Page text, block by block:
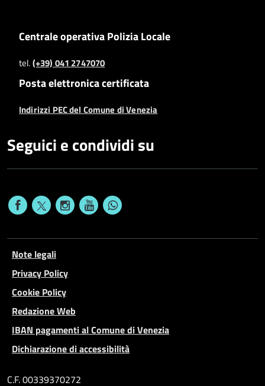
Centrale operativa Polizia Locale
tel.(+39) 041 2747070
Posta elettronica certificata
Indirizzi PEC del Comune di Venezia
Seguici e condividi su
Note legali
Privacy Policy
Cookie Policy
Redazione Web
IBAN pagamenti al Comune di Venezia
Dichiarazione di accessibilità
C.F. 00339370272